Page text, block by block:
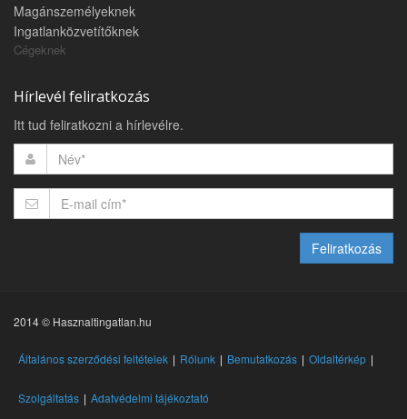
Magánszemélyeknek
Ingatlanközvetítőknek
Cégeknek
Hírlevél feliratkozás
Itt tud feliratkozni a hírlevélre.
Feliratkozás
2014 © Hasznaltingatlan.hu
Általános szerződési feltételek Rólunk Bemutatkozás Oldaltérkép
Szolgáltatás Adatvédelmi tájékoztató